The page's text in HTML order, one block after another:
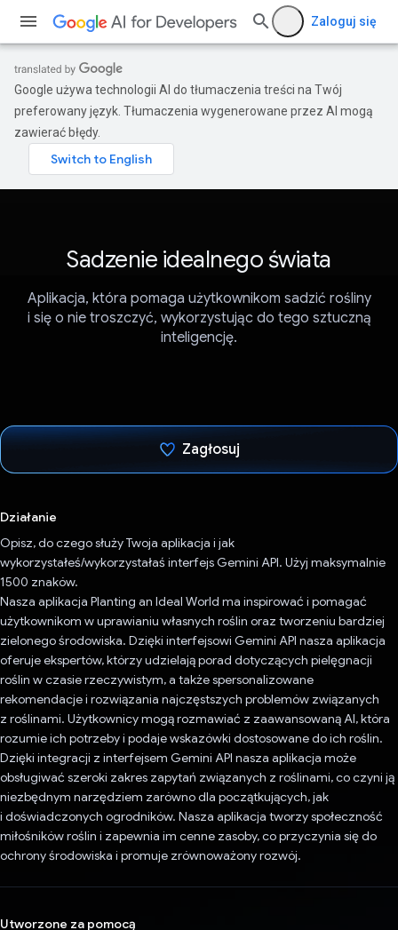
Zaloguj się
Google używa technologii AI do tłumaczenia treści na Twój
preferowany język. Tłumaczenia wygenerowane przez AI mogą
zawierać błędy.
Sadzenie idealnego świata
Aplikacja, która pomaga użytkownikom sadzić rośliny
i się o nie troszczyć, wykorzystując do tego sztuczną
inteligencję.
Zagłosuj
Działanie
Opisz, do czego służy Twoja aplikacja i jak
wykorzystałeś/wykorzystałaś interfejs Gemini API. Użyj maksymalnie
1500 znaków.
Nasza aplikacja Planting an Ideal World ma inspirować i pomagać
użytkownikom w uprawianiu własnych roślin oraz tworzeniu bardziej
zielonego środowiska. Dzięki interfejsowi Gemini API nasza aplikacja
oferuje ekspertów, którzy udzielają porad dotyczących pielęgnacji
roślin w czasie rzeczywistym, a także spersonalizowane
rekomendacje i rozwiązania najczęstszych problemów związanych
z roślinami. Użytkownicy mogą rozmawiać z zaawansowaną AI, która
rozumie ich potrzeby i podaje wskazówki dostosowane do ich roślin.
Dzięki integracji z interfejsem Gemini API nasza aplikacja może
obsługiwać szeroki zakres zapytań związanych z roślinami, co czyni ją
niezbędnym narzędziem zarówno dla początkujących, jak
i doświadczonych ogrodników. Nasza aplikacja tworzy społeczność
miłośników roślin i zapewnia im cenne zasoby, co przyczynia się do
ochrony środowiska i promuje zrównoważony rozwój.
Utworzone za pomocą